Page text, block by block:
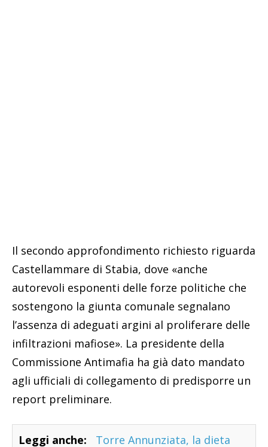
Il secondo approfondimento richiesto riguarda
Castellammare di Stabia, dove «anche
autorevoli esponenti delle forze politiche che
sostengono la giunta comunale segnalano
l’assenza di adeguati argini al proliferare delle
infiltrazioni mafiose». La presidente della
Commissione Antimafia ha già dato mandato
agli ufficiali di collegamento di predisporre un
report preliminare.
Leggi anche: Torre Annunziata, la dieta